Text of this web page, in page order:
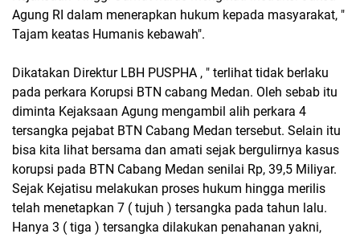
Agung RI dalam menerapkan hukum kepada masyarakat, "
Tajam keatas Humanis kebawah".
Dikatakan Direktur LBH PUSPHA , " terlihat tidak berlaku
pada perkara Korupsi BTN cabang Medan. Oleh sebab itu
diminta Kejaksaan Agung mengambil alih perkara 4
tersangka pejabat BTN Cabang Medan tersebut. Selain itu
bisa kita lihat bersama dan amati sejak bergulirnya kasus
korupsi pada BTN Cabang Medan senilai Rp, 39,5 Miliyar.
Sejak Kejatisu melakukan proses hukum hingga merilis
telah menetapkan 7 ( tujuh ) tersangka pada tahun lalu.
Hanya 3 ( tiga ) tersangka dilakukan penahanan yakni,